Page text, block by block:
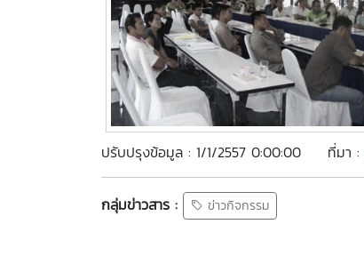
ปรับปรุงข้อมูล : 1/1/2557 0:00:00 ที่มา :
กลุ่มข่าวสาร : ข่าวกิจกรรม